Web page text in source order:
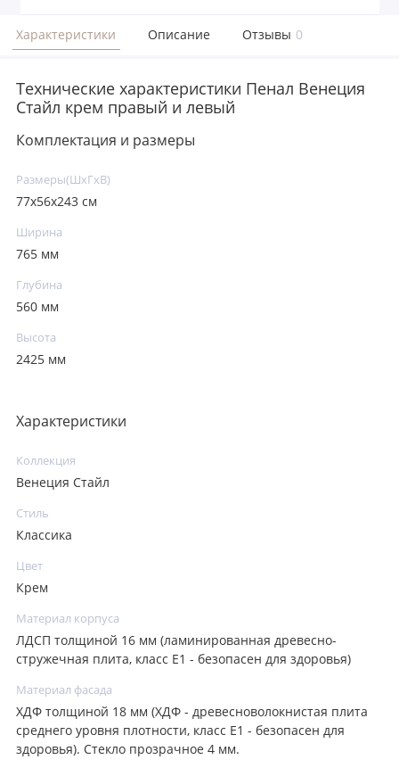
Характеристики Описание Отзывы 0
Технические характеристики Пенал Венеция
Стайл крем правый и левый
Комплектация и размеры
Размеры(ШxГxВ)
77х56х243 см
Ширина
765 мм
Глубина
560 мм
Высота
2425 мм
Характеристики
Коллекция
Венеция Стайл
Стиль
Классика
Цвет
Крем
Материал корпуса
ЛДСП толщиной 16 мм (ламинированная древесно-
стружечная плита, класс E1 - безопасен для здоровья)
Материал фасада
ХДФ толщиной 18 мм (ХДФ - древесноволокнистая плита
среднего уровня плотности, класс E1 - безопасен для
здоровья). Стекло прозрачное 4 мм.